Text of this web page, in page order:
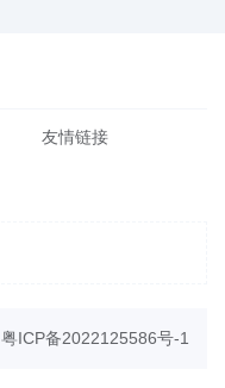
友情链接
粤ICP备2022125586号-1